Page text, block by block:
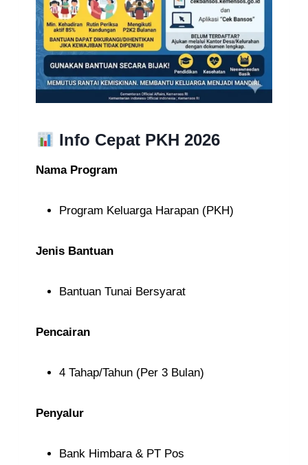
Info Cepat PKH 2026
Nama Program
Program Keluarga Harapan (PKH)
Jenis Bantuan
Bantuan Tunai Bersyarat
Pencairan
4 Tahap/Tahun (Per 3 Bulan)
Penyalur
Bank Himbara & PT Pos